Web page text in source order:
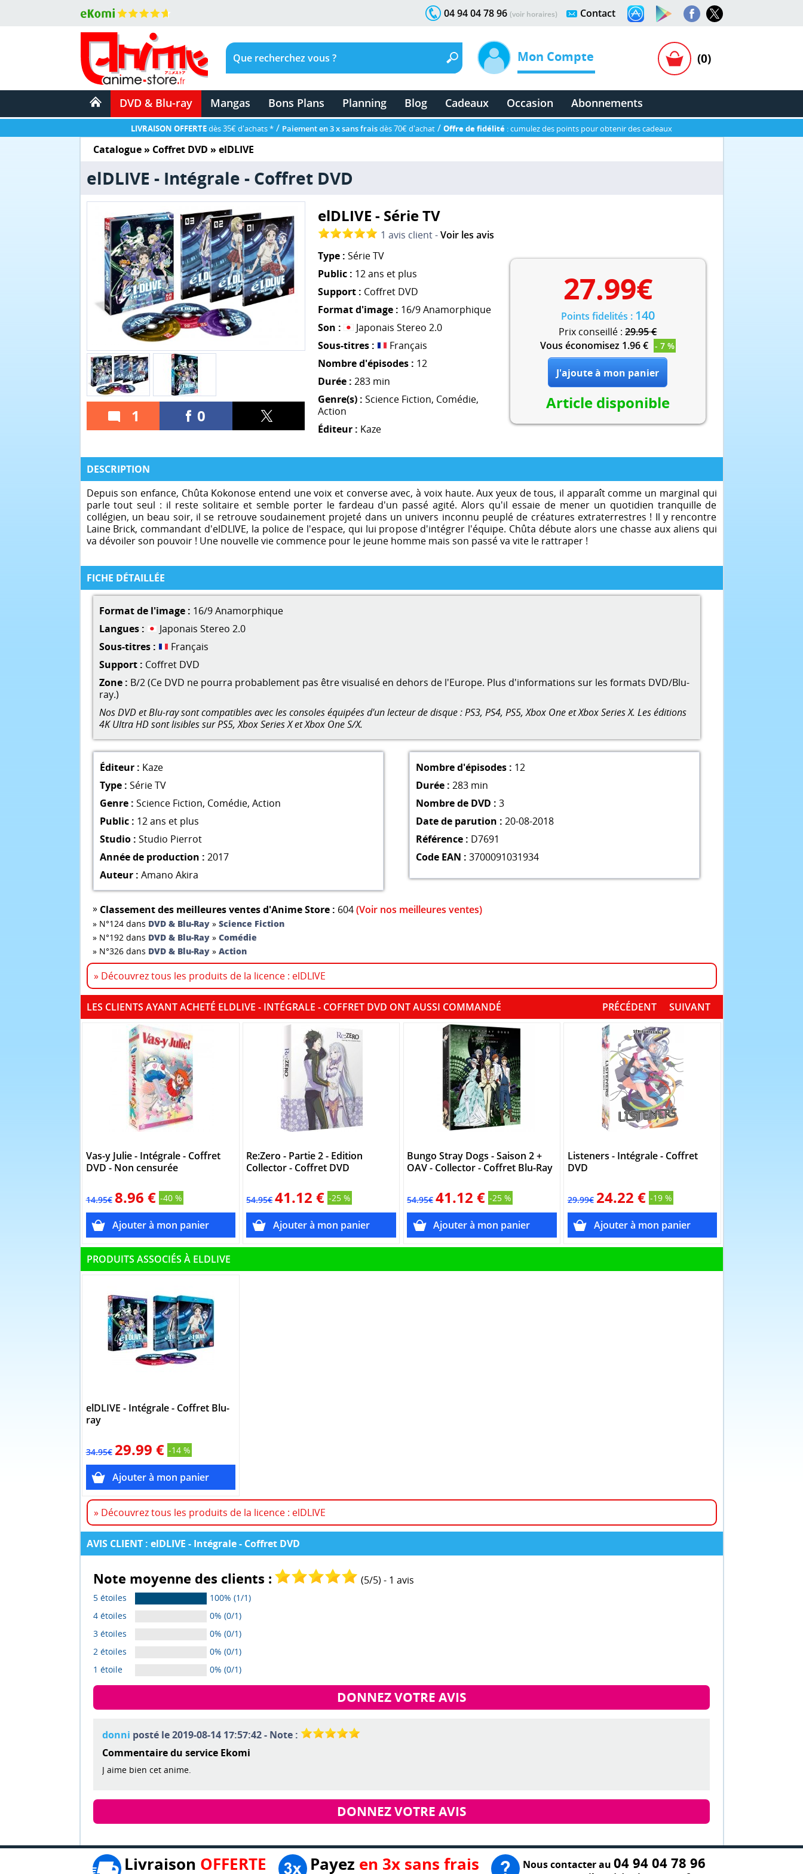
Contact
04 94 04 78 96 (voir horaires)
Mon Compte (0)
DVD & Blu-ray Mangas Bons Plans Planning Blog Cadeaux Occasion Abonnements
LIVRAISON OFFERTEdès 35€ d'achats * / Paiement en 3 x sans fraisdès 70€ d'achat / Offre de fidélité : cumulez des points pour obtenir des cadeaux
Catalogue» Coffret DVD » elDLIVE
elDLIVE - Intégrale - Coffret DVD
1 0
elDLIVE - Série TV
1 avis client -Voir les avis
Type : Série TV
Public : 12 ans et plus
Support : Coffret DVD
Format d'image : 16/9 Anamorphique
Son :
Japonais Stereo 2.0
Sous-titres :
Français
Nombre d'épisodes : 12
Durée : 283 min
Genre(s) : Science Fiction, Comédie,
Action
Éditeur : Kaze
27.99€
Points fidelités : 140
Prix conseillé :29.95 €
Vous économisez 1.96 € - 7 %
Article disponible
DESCRIPTION
Depuis son enfance, Chûta Kokonose entend une voix et converse avec, à voix haute. Aux yeux de tous, il apparaît comme un marginal qui
parle tout seul : il reste solitaire et semble porter le fardeau d'un passé agité. Alors qu'il essaie de mener un quotidien tranquille de
collégien, un beau soir, il se retrouve soudainement projeté dans un univers inconnu peuplé de créatures extraterrestres ! Il y rencontre
Laine Brick, commandant d'elDLIVE, la police de l'espace, qui lui propose d'intégrer l'équipe. Chûta débute alors une chasse aux aliens qui
va dévoiler son pouvoir ! Une nouvelle vie commence pour le jeune homme mais son passé va vite le rattraper !
FICHE DÉTAILLÉE
Format de l'image : 16/9 Anamorphique
Langues :
Japonais Stereo 2.0
Sous-titres :
Français
Support : Coffret DVD
Zone : B/2 (Ce DVD ne pourra probablement pas être visualisé en dehors de l'Europe. Plus d'informations sur les formats DVD/Blu-
ray.)
Nos DVD et Blu-ray sont compatibles avec les consoles équipées d'un lecteur de disque : PS3, PS4, PS5, Xbox One et Xbox Series X. Les éditions
4K Ultra HD sont lisibles sur PS5, Xbox Series X et Xbox One S/X.
Éditeur : Kaze
Type : Série TV
Genre : Science Fiction, Comédie, Action
Public : 12 ans et plus
Studio : Studio Pierrot
Année de production : 2017
Auteur : Amano Akira
Nombre d'épisodes : 12
Durée : 283 min
Nombre de DVD : 3
Date de parution : 20-08-2018
Référence : D7691
Code EAN : 3700091031934
» Classement des meilleures ventes d'Anime Store : 604(Voir nos meilleures ventes)
» N°124 dans DVD & Blu-Ray »Science Fiction
» N°192 dans DVD & Blu-Ray »Comédie
» N°326 dans DVD & Blu-Ray »Action
» Découvrez tous les produits de la licence : elDLIVE
LES CLIENTS AYANT ACHETÉ ELDLIVE - INTÉGRALE - COFFRET DVD ONT AUSSI COMMANDÉ SUIVANT
PRÉCÉDENT
Vas-y Julie - Intégrale - Coffret
DVD - Non censurée
14.95€ 8.96 € -40 %
Re:Zero - Partie 2 - Edition
Collector - Coffret DVD
54.95€ 41.12 € -25 %
Bungo Stray Dogs - Saison 2 +
OAV - Collector - Coffret Blu-Ray
54.95€ 41.12 € -25 %
Listeners - Intégrale - Coffret
DVD
29.99€ 24.22 € -19 %
PRODUITS ASSOCIÉS À ELDLIVE
elDLIVE - Intégrale - Coffret Blu-
ray
34.95€ 29.99 € -14 %
» Découvrez tous les produits de la licence : elDLIVE
AVIS CLIENT : elDLIVE - Intégrale - Coffret DVD
Note moyenne des clients : (5/5) - 1 avis
5 étoiles
100% (1/1)
4 étoiles
0% (0/1)
3 étoiles
0% (0/1)
2 étoiles
0% (0/1)
1 étoile
0% (0/1)
DONNEZ VOTRE AVIS
donni posté le 2019-08-14 17:57:42 - Note :
Commentaire du service Ekomi
J aime bien cet anime.
DONNEZ VOTRE AVIS
Livraison OFFERTE Payez en 3x sans frais Nous contacter au 04 94 04 78 96